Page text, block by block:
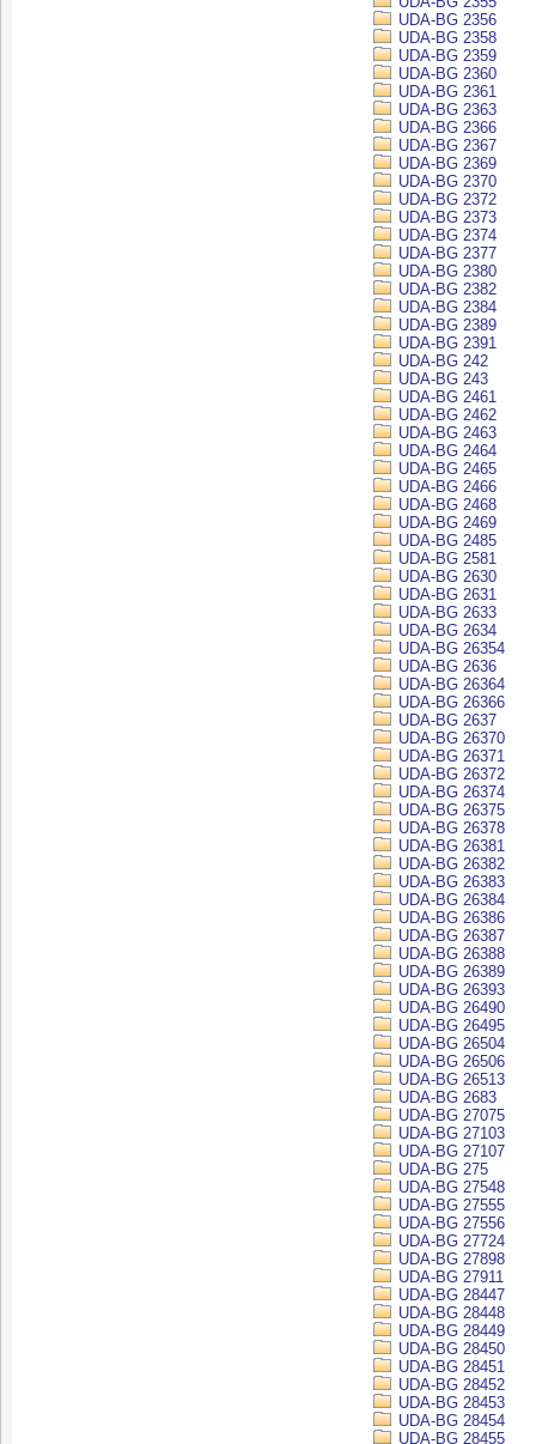
UDA-BG 2356
UDA-BG 2358
UDA-BG 2359
UDA-BG 2360
UDA-BG 2361
UDA-BG 2363
UDA-BG 2366
UDA-BG 2367
UDA-BG 2369
UDA-BG 2370
UDA-BG 2372
UDA-BG 2373
UDA-BG 2374
UDA-BG 2377
UDA-BG 2380
UDA-BG 2382
UDA-BG 2384
UDA-BG 2389
UDA-BG 2391
UDA-BG 242
UDA-BG 243
UDA-BG 2461
UDA-BG 2462
UDA-BG 2463
UDA-BG 2464
UDA-BG 2465
UDA-BG 2466
UDA-BG 2468
UDA-BG 2469
UDA-BG 2485
UDA-BG 2581
UDA-BG 2630
UDA-BG 2631
UDA-BG 2633
UDA-BG 2634
UDA-BG 26354
UDA-BG 2636
UDA-BG 26364
UDA-BG 26366
UDA-BG 2637
UDA-BG 26370
UDA-BG 26371
UDA-BG 26372
UDA-BG 26374
UDA-BG 26375
UDA-BG 26378
UDA-BG 26381
UDA-BG 26382
UDA-BG 26383
UDA-BG 26384
UDA-BG 26386
UDA-BG 26387
UDA-BG 26388
UDA-BG 26389
UDA-BG 26393
UDA-BG 26490
UDA-BG 26495
UDA-BG 26504
UDA-BG 26506
UDA-BG 26513
UDA-BG 2683
UDA-BG 27075
UDA-BG 27103
UDA-BG 27107
UDA-BG 275
UDA-BG 27548
UDA-BG 27555
UDA-BG 27556
UDA-BG 27724
UDA-BG 27898
UDA-BG 27911
UDA-BG 28447
UDA-BG 28448
UDA-BG 28449
UDA-BG 28450
UDA-BG 28451
UDA-BG 28452
UDA-BG 28453
UDA-BG 28454
UDA-BG 28455